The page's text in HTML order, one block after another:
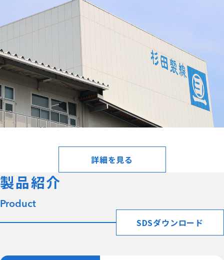
製品紹介
Product
SDSダウンロード